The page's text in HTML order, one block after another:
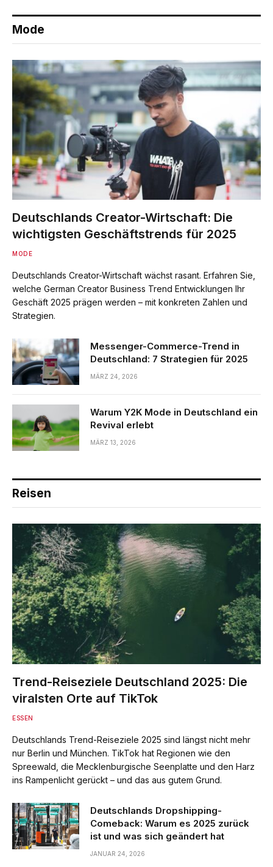
Mode
Deutschlands Creator-Wirtschaft: Die
wichtigsten Geschäftstrends für 2025
MODE
Deutschlands Creator-Wirtschaft wächst rasant. Erfahren Sie,
welche German Creator Business Trend Entwicklungen Ihr
Geschäft 2025 prägen werden – mit konkreten Zahlen und
Strategien.
Messenger-Commerce-Trend in
Deutschland: 7 Strategien für 2025
MÄRZ 24, 2026
Warum Y2K Mode in Deutschland ein
Revival erlebt
MÄRZ 13, 2026
Reisen
Trend-Reiseziele Deutschland 2025: Die
viralsten Orte auf TikTok
ESSEN
Deutschlands Trend-Reiseziele 2025 sind längst nicht mehr
nur Berlin und München. TikTok hat Regionen wie den
Spreewald, die Mecklenburgische Seenplatte und den Harz
ins Rampenlicht gerückt – und das aus gutem Grund.
Deutschlands Dropshipping-
Comeback: Warum es 2025 zurück
ist und was sich geändert hat
JANUAR 24, 2026